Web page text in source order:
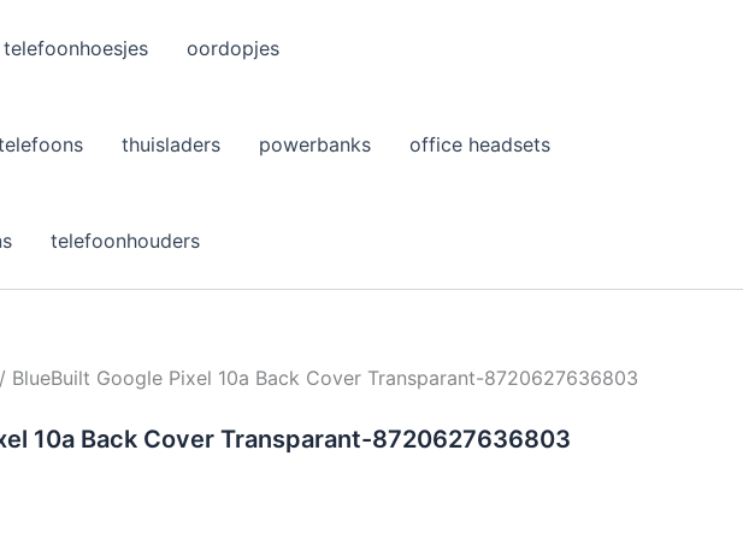
telefoonhoesjes oordopjes
thuisladers powerbanks office headsets
telefoonhouders
/ BlueBuilt Google Pixel 10a Back Cover Transparant-8720627636803
10a Back Cover Transparant-8720627636803